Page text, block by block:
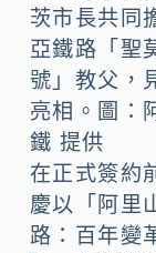
茨市長共同
亞鐵路「聖
號」教父，
亮相。圖：
鐵 提供
在正式簽約
慶以「阿里
路：百年變